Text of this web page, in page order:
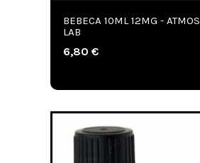
BEBECA 10ML 12MG - ATMOS
LAB
6,80 €